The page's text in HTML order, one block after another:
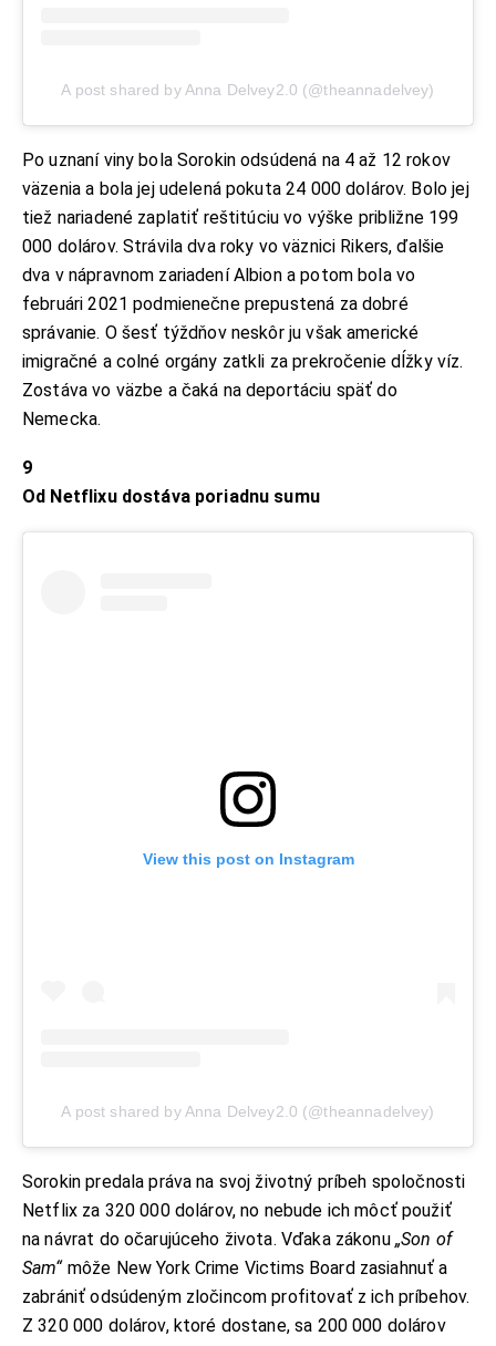
A post shared by Anna Delvey2.0 (@theannadelvey)
Po uznaní viny bola Sorokin odsúdená na 4 až 12 rokov
väzenia a bola jej udelená pokuta 24 000 dolárov. Bolo jej
tiež nariadené zaplatiť reštitúciu vo výške približne 199
000 dolárov. Strávila dva roky vo väznici Rikers, ďalšie
dva v nápravnom zariadení Albion a potom bola vo
februári 2021 podmienečne prepustená za dobré
správanie. O šesť týždňov neskôr ju však americké
imigračné a colné orgány zatkli za prekročenie dĺžky víz.
Zostáva vo väzbe a čaká na deportáciu späť do
Nemecka.
9
Od Netflixu dostáva poriadnu sumu
View this post on Instagram
A post shared by Anna Delvey2.0 (@theannadelvey)
Sorokin predala práva na svoj životný príbeh spoločnosti
Netflix za 320 000 dolárov, no nebude ich môcť použiť
na návrat do očarujúceho života. Vďaka zákonu „Son of
Sam“môže New York Crime Victims Board zasiahnuť a
zabrániť odsúdeným zločincom profitovať z ich príbehov.
Z 320 000 dolárov, ktoré dostane, sa 200 000 dolárov